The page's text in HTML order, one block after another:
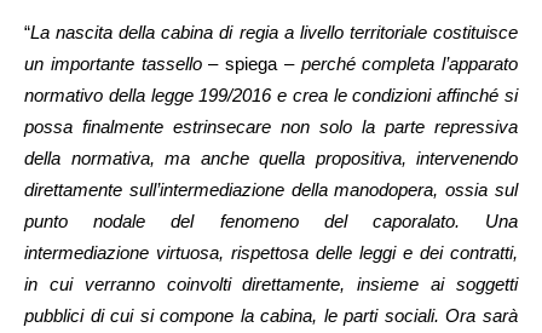
“La nascita della cabina di regia a livello territoriale costituisce
un importante tassello– spiega – perché completa l’apparato
normativo della legge 199/2016 e crea le condizioni affinché si
possa finalmente estrinsecare non solo la parte repressiva
della normativa, ma anche quella propositiva, intervenendo
direttamente sull’intermediazione della manodopera, ossia sul
punto nodale del fenomeno del caporalato. Una
intermediazione virtuosa, rispettosa delle leggi e dei contratti,
in cui verranno coinvolti direttamente, insieme ai soggetti
pubblici di cui si compone la cabina, le parti sociali. Ora sarà